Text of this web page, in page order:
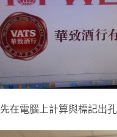
先在電腦上計算與標記出